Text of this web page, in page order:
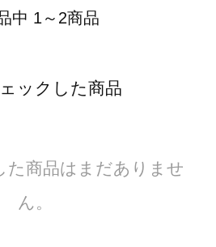
中 1～2商品
ックした商品
た商品はまだありませ
ん。